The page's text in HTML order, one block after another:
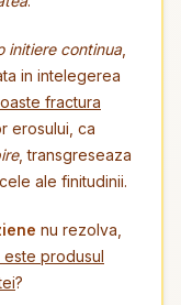
initiere continua,
in intelegerea
fractura
erosului, ca
, transgreseaza
ale finitudinii.
nu rezolva,
este produsul
?